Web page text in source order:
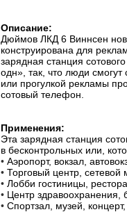
Описание:
Дюймов ЛКД 6 Виннсен
конструирована для
зарядная станция
одн», так, что люди
или прогулкой рекламы
сотовый телефон.
Применения:
Эта зарядная станция
в бесконтрольных или,
• Аэропорт, вокзал,
• Торговый центр, сетевой
• Лобби гостиницы,
• Центр здравоохранения,
• Спортзал, музей,